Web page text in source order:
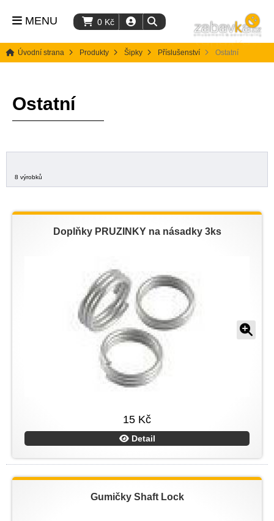
0 Kč
MENU
Úvodní strana Produkty Šipky Příslušenství Ostatní
Ostatní
8 výrobků
Doplňky PRUŽINKY na násadky 3ks
15 Kč
Detail
Gumičky Shaft Lock